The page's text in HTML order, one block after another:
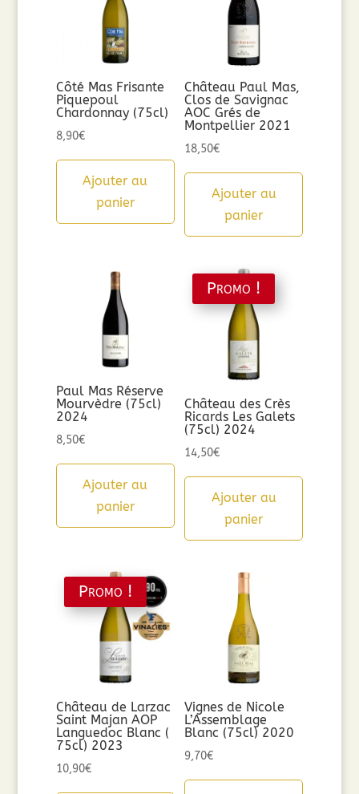
Côté Mas Frisante
Piquepoul
Chardonnay (75cl)
8,90€
Ajouter au
panier
Château Paul Mas,
Clos de Savignac
AOC Grés de
Montpellier 2021
18,50€
Ajouter au
panier
Paul Mas Réserve
Mourvèdre (75cl)
2024
8,50€
Ajouter au
panier
Promo !
Château des Crès
Ricards Les Galets
(75cl) 2024
14,50€
Ajouter au
panier
Promo !
Château de Larzac
Saint Majan AOP
Languedoc Blanc (
75cl) 2023
10,90€
Vignes de Nicole
L’Assemblage
Blanc (75cl) 2020
9,70€